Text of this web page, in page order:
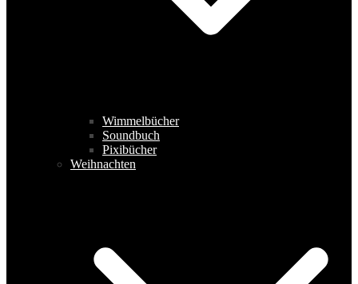
Wimmelbücher
Soundbuch
Pixibücher
Weihnachten